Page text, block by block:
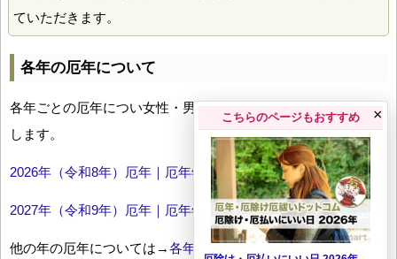
ていただきます。
各年の厄年について
各年ごとの厄年につい女性・男性の年齢早見表とともにお伝え
します。
2026年（令和8年）厄年｜厄年年齢早見表
2027年（令和9年）厄年｜厄年年齢早見表
他の年の厄年については→各年厄年一覧
こちらのページもおすすめ ×